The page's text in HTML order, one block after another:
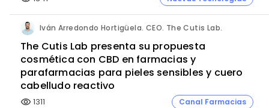
Iván Arredondo Hortigüela. CEO. The Cutis Lab.
The Cutis Lab presenta su propuesta
cosmética con CBD en farmacias y
parafarmacias para pieles sensibles y cuero
cabelludo reactivo
visibility 1311 Canal Farmacias